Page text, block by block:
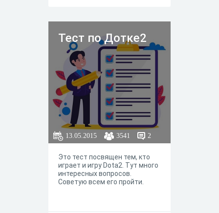
Тест по Дотке2
13.05.2015 3541 2
Это тест посвящен тем, кто
играет и игру Dota2. Тут много
интересных вопросов.
Советую всем его пройти.